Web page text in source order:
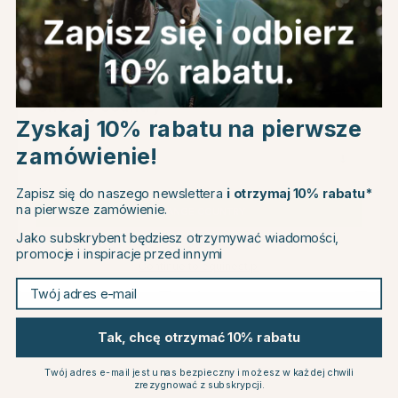
Powiązane produkty
WALDHAUSEN HEALTH
Torba do przechowywania
75.99 zł
WALDHAUSEN HEALTH
Filtry zamienne do Inhalatora
28.99 zł
Choose country
EU
CHANGE COUNTRY
Zyskaj 10% rabatu na pierwsze
zamówienie!
Zapisz się do naszego newslettera i otrzymaj 10% rabatu*
na pierwsze zamówienie.
Jako subskrybent będziesz otrzymywać wiadomości,
promocje i inspiracje przed innymi
Twój adres e-mail
Tak, chcę otrzymać 10% rabatu
Twój adres e-mail jest u nas bezpieczny i możesz w każdej chwili
zrezygnować z subskrypcji.